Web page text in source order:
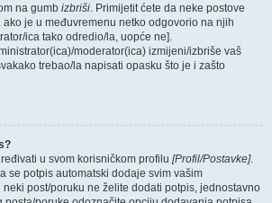
na gumb izbriši. Primijetit ćete da neke postove
ako je u međuvremenu netko odgovorio na njih
ica tako odredio/la, uopće ne].
moderator(ica) izmijeni/izbriše vaš
trebao/la napisati opasku što je i zašto
u svom korisničkom profilu [Profil/Postavke].
se potpis automatski dodaje svim vašim
post/poruku ne želite dodati potpis, jednostavno